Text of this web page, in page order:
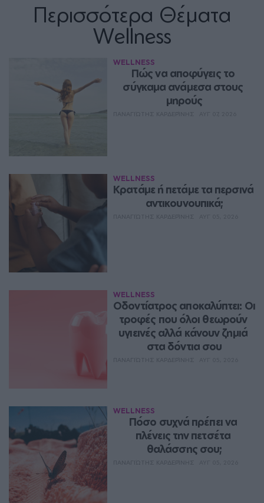
Περισσότερα Θέματα
Wellness
WELLNESS
Πώς να αποφύγεις το
σύγκαμα ανάμεσα στους
μηρούς
WELLNESS
Κρατάμε ή πετάμε τα περσινά
αντικουνουπικά;
WELLNESS
Οδοντίατρος αποκαλύπτει: Οι
τροφές που όλοι θεωρούν
υγιεινές αλλά κάνουν ζημιά
στα δόντια σου
WELLNESS
Πόσο συχνά πρέπει να
πλένεις την πετσέτα
θαλάσσης σου;